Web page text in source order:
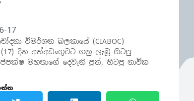
17
විමර්ශන බලකායේ (CIABOC)
දින අත්අඩංගුවට ගනු ලැබූ හිටපු
මහතාගේ දෙවැනි පුත්, හිටපු නාවික